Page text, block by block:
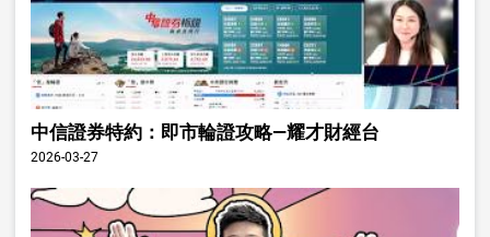
中信證券特約：即市輪證攻略—耀才財經台
2026-03-27